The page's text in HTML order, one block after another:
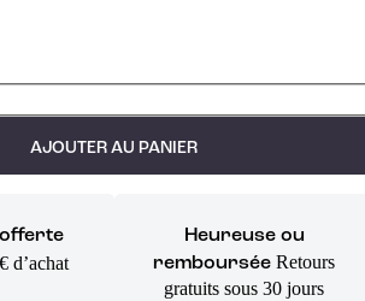
AJOUTER AU PANIER
d’achat
Heureuse ou
remboursée Retours
gratuits sous 30 jours